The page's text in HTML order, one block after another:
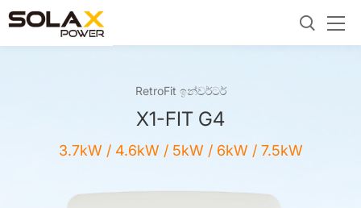
RetroFit ඉන්වර්ටර්
X1-FIT G4
3.7kW / 4.6kW / 5kW / 6kW / 7.5kW